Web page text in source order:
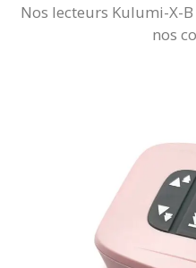
Nos lecteurs Kulumi-X-
nos